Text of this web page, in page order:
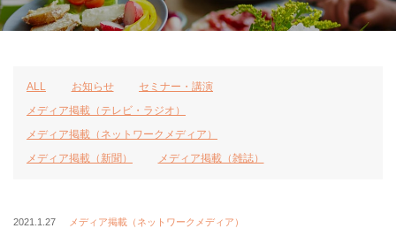
ALL お知らせ
セミナー・講演
メディア掲載（テレビ・ラジオ）
メディア掲載（ネットワークメディア）
メディア掲載（新聞）
メディア掲載（雑誌）
2021.1.27 メディア掲載（ネットワークメディア）